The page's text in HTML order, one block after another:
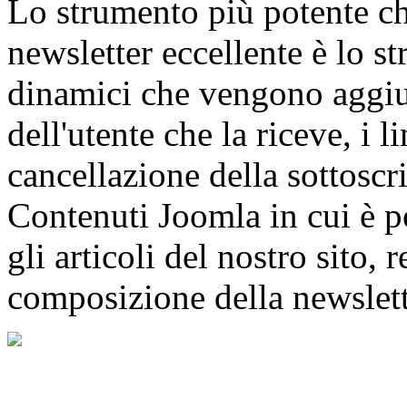
Lo strumento più potente
newsletter eccellente è lo
dinamici che vengono
dell'utente che la riceve, i
cancellazione della
Contenuti Joomla in cui è
gli articoli del nostro sito,
composizione della